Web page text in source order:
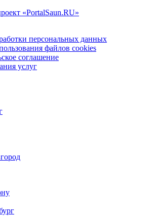
«PortalSaun.RU»
персональных данных
файлов cookies
соглашение
услуг